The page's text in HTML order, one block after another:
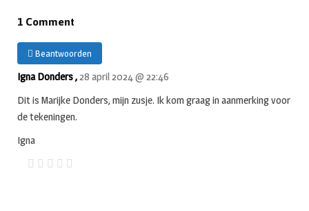
1 Comment
Beantwoorden
Igna Donders ,28 april 2024 @ 22:46
Dit is Marijke Donders, mijn zusje. Ik kom graag in aanmerking voor
de tekeningen.
Igna